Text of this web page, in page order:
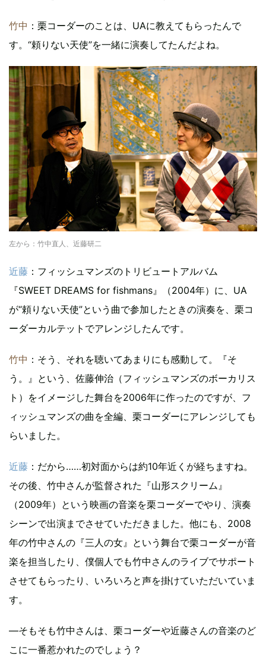
竹中 ：栗コーダーのことは、UAに教えてもらったんで
す。“頼りない天使”を一緒に演奏してたんだよね。
左から：竹中直人、近藤研二
近藤 ：フィッシュマンズのトリビュートアルバム
『SWEET DREAMS for fishmans』（2004年）に、UA
が“頼りない天使”という曲で参加したときの演奏を、栗コ
ーダーカルテットでアレンジしたんです。
竹中 ：そう、それを聴いてあまりにも感動して。『そ
う。』という、佐藤伸治（フィッシュマンズのボーカリス
ト）をイメージした舞台を2006年に作ったのですが、フ
ィッシュマンズの曲を全編、栗コーダーにアレンジしても
らいました。
近藤 ：だから……初対面からは約10年近くが経ちますね。
その後、竹中さんが監督された『山形スクリーム』
（2009年）という映画の音楽を栗コーダーでやり、演奏
シーンで出演までさせていただきました。他にも、2008
年の竹中さんの『三人の女』という舞台で栗コーダーが音
楽を担当したり、僕個人でも竹中さんのライブでサポート
させてもらったり、いろいろと声を掛けていただいていま
す。
―そもそも竹中さんは、栗コーダーや近藤さんの音楽のど
こに一番惹かれたのでしょう？